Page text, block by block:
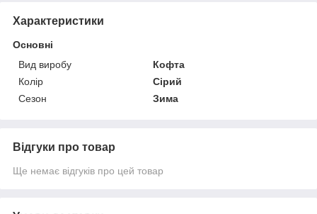
Характеристики
Основні
Вид виробу
Кофта
Колір
Сірий
Сезон
Зима
Відгуки про товар
Ще немає відгуків про цей товар